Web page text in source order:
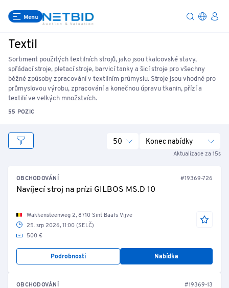
Menu
Textil
Sortiment použitých textilních strojů, jako jsou tkalcovské stavy,
spřádací stroje, pletací stroje, barvicí tanky a šicí stroje pro všechny
běžné způsoby zpracování v textilním průmyslu. Stroje jsou vhodné pro
průmyslovou výrobu, zpracování a konečnou úpravu tkanin, přízí a
textilií ve velkých množstvích.
55 POZIC
Aktualizace za 15s
50 Konec nabídky
OBCHODOVÁNÍ #19369-726
Navíjecí stroj na prízi GILBOS MS.D 10
Wakkensteenweg 2, 8710 Sint Baafs Vijve
25. srp 2026, 11:00 (SELČ)
500 €
Podrobnosti Nabídka
OBCHODOVÁNÍ #19369-13